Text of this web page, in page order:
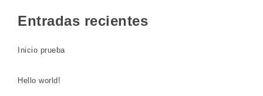
Entradas recientes
Inicio prueba
Hello world!